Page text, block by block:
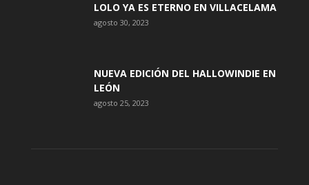
LOLO YA ES ETERNO EN VILLACELAMA
agosto 30, 2023
NUEVA EDICIÓN DEL HALLOWINDIE EN
LEÓN
agosto 25, 2023